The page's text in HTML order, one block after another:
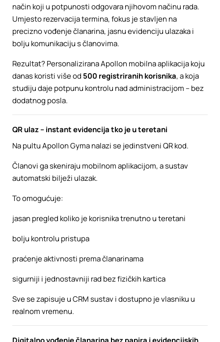
način koji u potpunosti odgovara njihovom načinu rada.
Umjesto rezervacija termina, fokus je stavljen na
precizno vođenje članarina, jasnu evidenciju ulazaka i
bolju komunikaciju s članovima.
Rezultat? Personalizirana Apollon mobilna aplikacija koju
danas koristi više od 500 registriranih korisnika, a koja
studiju daje potpunu kontrolu nad administracijom – bez
dodatnog posla.
QR ulaz – instant evidencija tko je u teretani
Na pultu Apollon Gyma nalazi se jedinstveni QR kod.
Članovi ga skeniraju mobilnom aplikacijom, a sustav
automatski bilježi ulazak.
To omogućuje:
jasan pregled koliko je korisnika trenutno u teretani
bolju kontrolu pristupa
praćenje aktivnosti prema članarinama
sigurniji i jednostavniji rad bez fizičkih kartica
Sve se zapisuje u CRM sustav i dostupno je vlasniku u
realnom vremenu.